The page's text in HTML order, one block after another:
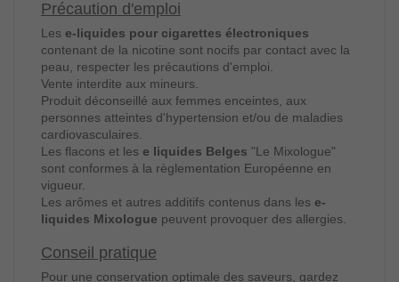
Précaution d'emploi
Les e-liquides pour cigarettes électroniques
contenant de la nicotine sont nocifs par contact avec la
peau, respecter les précautions d'emploi.
Vente interdite aux mineurs.
Produit déconseillé aux femmes enceintes, aux
personnes atteintes d'hypertension et/ou de maladies
cardiovasculaires.
Les flacons et les e liquides Belges "Le Mixologue"
sont conformes à la règlementation Européenne en
vigueur.
Les arômes et autres additifs contenus dans les e-
liquides Mixologue peuvent provoquer des allergies.
Conseil pratique
Pour une conservation optimale des saveurs, gardez